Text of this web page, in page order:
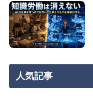
人気記事